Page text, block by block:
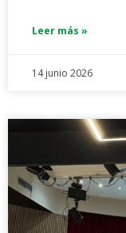
Leer más »
14 junio 2026